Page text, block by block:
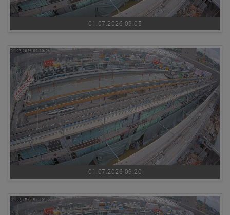
01.07.2026 09:05
01.07.2026 09:20